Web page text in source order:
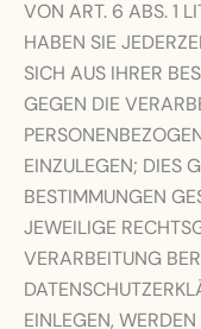
VON ART. 6 ABS. 1
HABEN SIE
SICH AUS IHRER
GEGEN DIE
EINZULEGEN; DIES
BESTIMMUNGEN
JEWEILIGE
VERARBEITUNG
EINLEGEN,